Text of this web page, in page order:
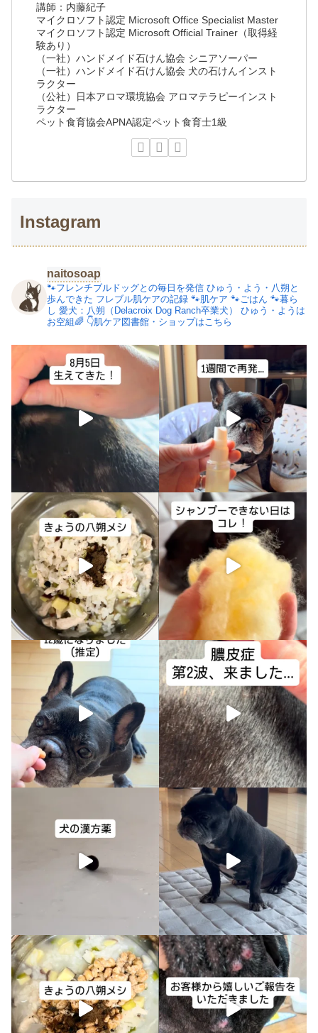
講師：内藤紀子
マイクロソフト認定 Microsoft Office Specialist Master
マイクロソフト認定 Microsoft Official Trainer（取得経
験あり）
（一社）ハンドメイド石けん協会 シニアソーパー
（一社）ハンドメイド石けん協会 犬の石けんインスト
ラクター
（公社）日本アロマ環境協会 アロマテラピーインスト
ラクター
ペット食育協会APNA認定ペット食育士1級
Instagram
naitosoap
🐾フレンチブルドッグとの毎日を発信 ひゅう・よう・八朔と
歩んできた フレブル肌ケアの記録 🐾肌ケア 🐾ごはん 🐾暮ら
し 愛犬：八朔（Delacroix Dog Ranch卒業犬）
ひゅう・ようは
お空組🌈 👇肌ケア図書館・ショップはこちら